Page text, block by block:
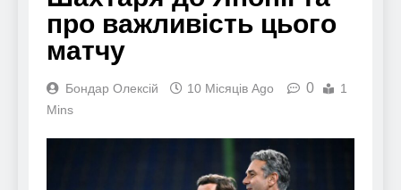
про важливість цього
матчу
Бондар Олексій 10 Місяців Ago 0
1
Mins